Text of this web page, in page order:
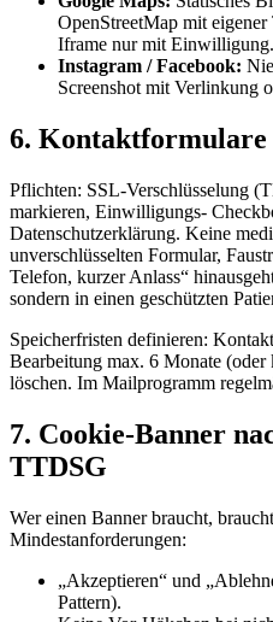
OpenStreetMap mit
Iframe nur mit Einwilligung.
Instagram / Facebook:
Screenshot mit Verlinkung
6. Kontaktformulare
Pflichten: SSL-Verschlüsselung
markieren, Einwilligungs-
Datenschutzerklärung. Keine
unverschlüsselten Formular,
Telefon, kurzer Anlass“
sondern in einen geschützten
Speicherfristen definieren:
Bearbeitung max. 6 Monate (oder
löschen. Im Mailprogramm
7. Cookie-Banner
TTDSG
Wer einen Banner braucht,
Mindestanforderungen:
„Akzeptieren“ und
Pattern).